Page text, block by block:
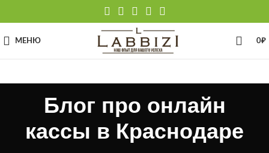
МЕНЮ 0₽
Блог про онлайн
кассы в Краснодаре